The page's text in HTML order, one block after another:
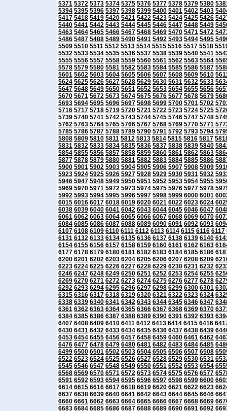
5371 5372 5373 5374 5375 5376 5377 5378 5379 5380
5394 5395 5396 5397 5398 5399 5400 5401 5402 5403
5417 5418 5419 5420 5421 5422 5423 5424 5425 5426
5440 5441 5442 5443 5444 5445 5446 5447 5448 5449
5463 5464 5465 5466 5467 5468 5469 5470 5471 5472
5486 5487 5488 5489 5490 5491 5492 5493 5494 5495
5509 5510 5511 5512 5513 5514 5515 5516 5517 5518
5532 5533 5534 5535 5536 5537 5538 5539 5540 5541
5555 5556 5557 5558 5559 5560 5561 5562 5563 5564
5578 5579 5580 5581 5582 5583 5584 5585 5586 5587
5601 5602 5603 5604 5605 5606 5607 5608 5609 5610
5624 5625 5626 5627 5628 5629 5630 5631 5632 5633
5647 5648 5649 5650 5651 5652 5653 5654 5655 5656
5670 5671 5672 5673 5674 5675 5676 5677 5678 5679
5693 5694 5695 5696 5697 5698 5699 5700 5701 5702
5716 5717 5718 5719 5720 5721 5722 5723 5724 5725
5739 5740 5741 5742 5743 5744 5745 5746 5747 5748
5762 5763 5764 5765 5766 5767 5768 5769 5770 5771
5785 5786 5787 5788 5789 5790 5791 5792 5793 5794
5808 5809 5810 5811 5812 5813 5814 5815 5816 5817
5831 5832 5833 5834 5835 5836 5837 5838 5839 5840
5854 5855 5856 5857 5858 5859 5860 5861 5862 5863
5877 5878 5879 5880 5881 5882 5883 5884 5885 5886
5900 5901 5902 5903 5904 5905 5906 5907 5908 5909
5923 5924 5925 5926 5927 5928 5929 5930 5931 5932
5946 5947 5948 5949 5950 5951 5952 5953 5954 5955
5969 5970 5971 5972 5973 5974 5975 5976 5977 5978
5992 5993 5994 5995 5996 5997 5998 5999 6000 6001
6015 6016 6017 6018 6019 6020 6021 6022 6023 6024
6038 6039 6040 6041 6042 6043 6044 6045 6046 6047
6061 6062 6063 6064 6065 6066 6067 6068 6069 6070
6084 6085 6086 6087 6088 6089 6090 6091 6092 6093
6107 6108 6109 6110 6111 6112 6113 6114 6115 6116 6117
6131 6132 6133 6134 6135 6136 6137 6138 6139 6140
6154 6155 6156 6157 6158 6159 6160 6161 6162 6163
6177 6178 6179 6180 6181 6182 6183 6184 6185 6186
6200 6201 6202 6203 6204 6205 6206 6207 6208 6209
6223 6224 6225 6226 6227 6228 6229 6230 6231 6232
6246 6247 6248 6249 6250 6251 6252 6253 6254 6255
6269 6270 6271 6272 6273 6274 6275 6276 6277 6278
6292 6293 6294 6295 6296 6297 6298 6299 6300 6301
6315 6316 6317 6318 6319 6320 6321 6322 6323 6324
6338 6339 6340 6341 6342 6343 6344 6345 6346 6347
6361 6362 6363 6364 6365 6366 6367 6368 6369 6370
6384 6385 6386 6387 6388 6389 6390 6391 6392 6393
6407 6408 6409 6410 6411 6412 6413 6414 6415 6416
6430 6431 6432 6433 6434 6435 6436 6437 6438 6439
6453 6454 6455 6456 6457 6458 6459 6460 6461 6462
6476 6477 6478 6479 6480 6481 6482 6483 6484 6485
6499 6500 6501 6502 6503 6504 6505 6506 6507 6508
6522 6523 6524 6525 6526 6527 6528 6529 6530 6531
6545 6546 6547 6548 6549 6550 6551 6552 6553 6554
6568 6569 6570 6571 6572 6573 6574 6575 6576 6577
6591 6592 6593 6594 6595 6596 6597 6598 6599 6600
6614 6615 6616 6617 6618 6619 6620 6621 6622 6623
6637 6638 6639 6640 6641 6642 6643 6644 6645 6646
6660 6661 6662 6663 6664 6665 6666 6667 6668 6669
6683 6684 6685 6686 6687 6688 6689 6690 6691 6692